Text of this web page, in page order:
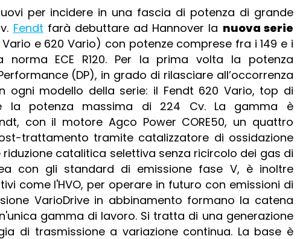
per incidere in una fascia di potenza di grande
Fendt farà debuttare ad Hannover la nuova serie
Vario e 620 Vario) con potenze comprese fra i 149 e i
norma ECE R120. Per la prima volta la potenza
(DP), in grado di rilasciare all’occorrenza
ogni modello della serie: il Fendt 620 Vario, top di
la potenza massima di 224 Cv. La gamma è
con il motore Agco Power CORE50, un quattro
trattamento tramite catalizzatore di ossidazione
catalitica selettiva senza ricircolo dei gas di
con gli standard di emissione fase V, è inoltre
come l'HVO, per operare in futuro con emissioni di
VarioDrive in abbinamento formano la catena
gamma di lavoro. Si tratta di una generazione
di trasmissione a variazione continua. La base è